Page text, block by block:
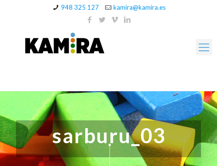
948 325 127 kamira@kamira.es
sarburu_03